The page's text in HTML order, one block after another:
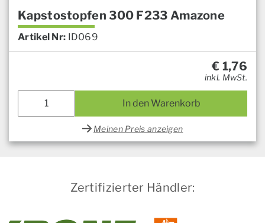
Kapstostopfen 300 F233 Amazone
Artikel Nr: ID069
€ 1,76
inkl. MwSt.
In den Warenkorb
Meinen Preis anzeigen
Zertifizierter Händler: